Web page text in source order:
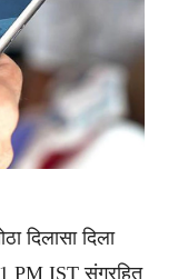
दिलासा दिला
PM IST संग्रहित